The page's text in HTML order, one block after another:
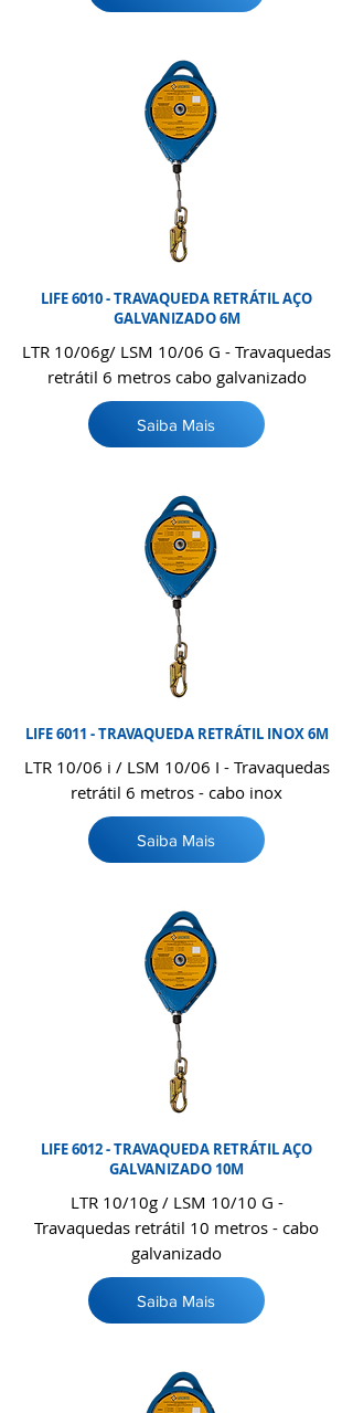
LIFE 6010 - TRAVAQUEDA RETRÁTIL AÇO
GALVANIZADO 6M
LTR 10/06g/ LSM 10/06 G - Travaquedas
retrátil 6 metros cabo galvanizado
Saiba Mais
LIFE 6011 - TRAVAQUEDA RETRÁTIL INOX 6M
LTR 10/06 i / LSM 10/06 I - Travaquedas
retrátil 6 metros - cabo inox
Saiba Mais
LIFE 6012 - TRAVAQUEDA RETRÁTIL AÇO
GALVANIZADO 10M
LTR 10/10g / LSM 10/10 G -
Travaquedas retrátil 10 metros - cabo
galvanizado
Saiba Mais